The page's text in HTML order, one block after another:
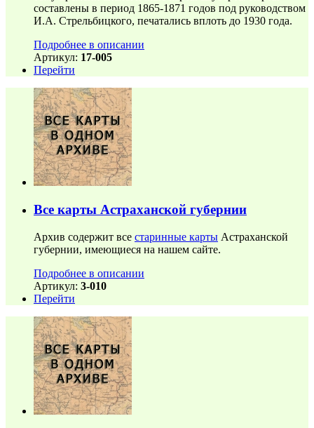
составлены в период 1865-1871 годов под руководством
И.А. Стрельбицкого, печатались вплоть до 1930 года.
Подробнее в описании
Артикул: 17-005
Перейти
Все карты Астраханской губернии
Архив содержит все старинные карты Астраханской
губернии, имеющиеся на нашем сайте.
Подробнее в описании
Артикул: 3-010
Перейти